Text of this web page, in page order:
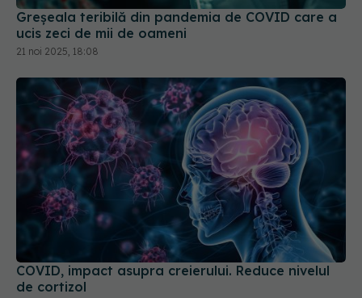
Greșeala teribilă din pandemia de COVID care a
ucis zeci de mii de oameni
21 noi 2025, 18:08
COVID, impact asupra creierului. Reduce nivelul
de cortizol